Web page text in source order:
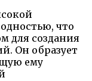
что
для создания
Он образует
ему